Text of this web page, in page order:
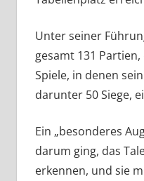
Unter seiner
gesamt 131
Spiele, in denen
darunter 50 Siege,
Ein „besonderes
darum ging, das
erkennen, und sie